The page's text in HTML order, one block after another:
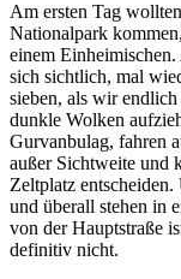
Am ersten Tag
Nationalpark
einem
sich sichtlich, mal
sieben, als wir
dunkle Wolken
Gurvanbulag, fahren
außer Sichtweite und
Zeltplatz
und überall stehen in
von der Hauptstraße
definitiv nicht.